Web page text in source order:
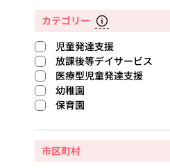
カテゴリー
児童発達支援
放課後等デイサービス
医療型児童発達支援
幼稚園
保育園
市区町村